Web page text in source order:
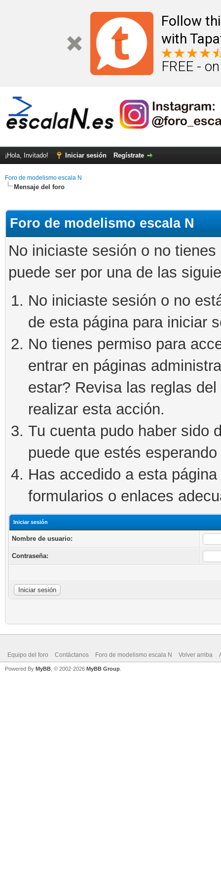
Follow
with
FREE -
¡Hola, Invitado! Iniciar sesión Regístrate
Foro de modelismo escala N
Mensaje del foro
Foro de modelismo escala N
No iniciaste sesión o no
puede ser por una de las
No iniciaste sesión o no
de esta página para iniciar
No tienes permiso para
entrar en páginas
estar? Revisa las reglas
realizar esta acción.
Tu cuenta pudo haber sido
puede que estés
Has accedido a esta
formularios o enlaces
Iniciar sesión
Nombre de usuario:
Contraseña:
Equipo del foro Contáctanos Foro de modelismo escala N Volver arriba
Powered By MyBB , © 2002-2026 MyBB Group